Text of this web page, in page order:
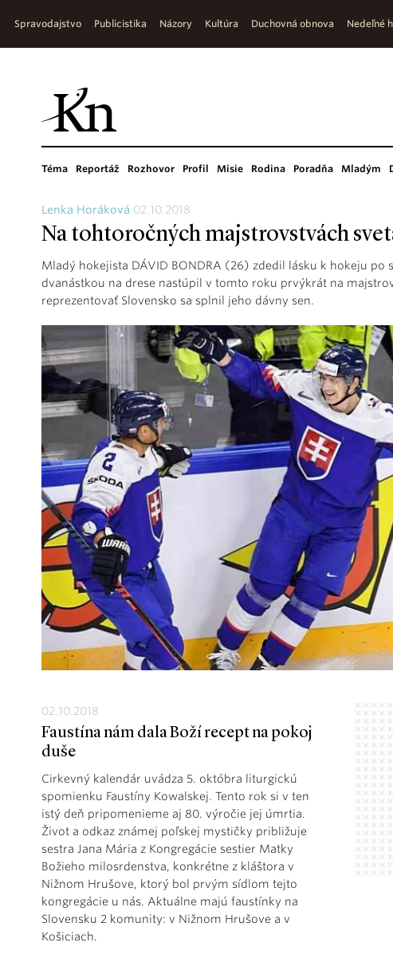
Spravodajstvo Publicistika Názory Kultúra Duchovná obnova Nedeľné
Téma Reportáž Rozhovor Profil Misie Rodina Poradňa Mladým
Lenka Horáková 02.10.2018
Na tohtoročných majstrovstvách
Mladý hokejista DÁVID BONDRA (26) zdedil lásku k hokeju po
dvanástkou na drese nastúpil v tomto roku prvýkrát na
reprezentovať Slovensko sa splnil jeho dávny sen.
02.10.2018
Faustína nám dala Boží recept na pokoj
duše
Cirkevný kalendár uvádza 5. októbra liturgickú
spomienku Faustíny Kowalskej. Tento rok si v ten
istý deň pripomenieme aj 80. výročie jej úmrtia.
Život a odkaz známej poľskej mystičky približuje
sestra Jana Mária z Kongregácie sestier Matky
Božieho milosrdenstva, konkrétne z kláštora v
Nižnom Hrušove, ktorý bol prvým sídlom tejto
kongregácie u nás. Aktuálne majú faustínky na
Slovensku 2 komunity: v Nižnom Hrušove a v
Košiciach.